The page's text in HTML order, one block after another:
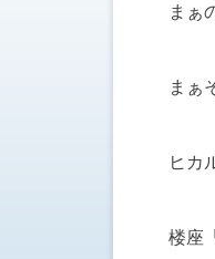
まぁ
まぁ
ヒカ
楼座